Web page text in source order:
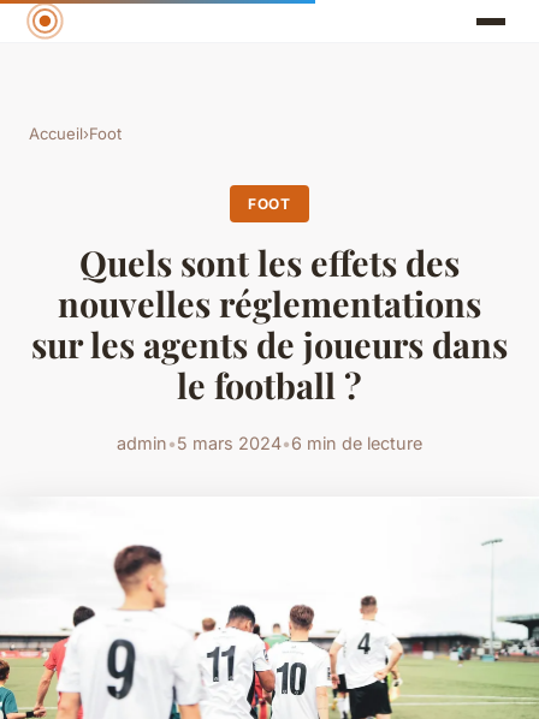
Accueil›Foot
FOOT
Quels sont les effets des
nouvelles réglementations
sur les agents de joueurs dans
le football ?
admin•5 mars 2024•6 min de lecture